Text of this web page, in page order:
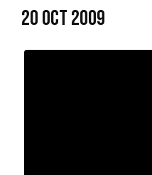
20 OCT 2009